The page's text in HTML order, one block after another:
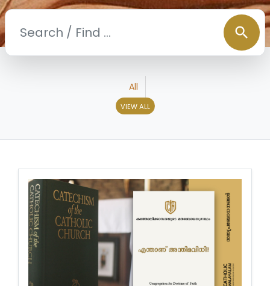
search
All
VIEW ALL